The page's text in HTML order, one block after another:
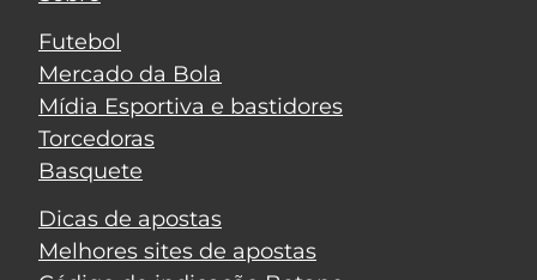
Futebol
Mercado da Bola
Mídia Esportiva e bastidores
Torcedoras
Basquete
Dicas de apostas
Melhores sites de apostas